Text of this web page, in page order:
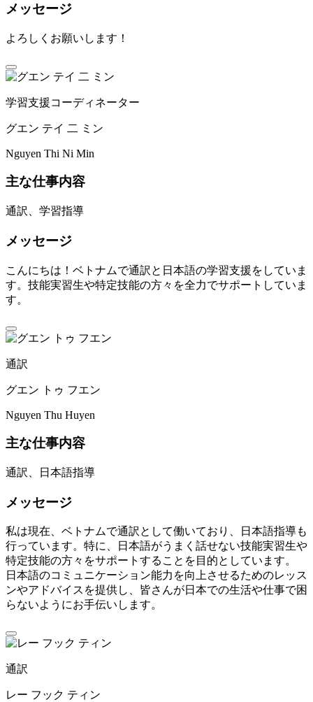
メッセージ
よろしくお願いします！
学習支援コーディネーター
グエン テイ 二 ミン
Nguyen Thi Ni Min
主な仕事内容
通訳、学習指導
メッセージ
こんにちは！ベトナムで通訳と日本語の学習支援をしていま
す。技能実習生や特定技能の方々を全力でサポートしていま
す。
通訳
グエン トゥ フエン
Nguyen Thu Huyen
主な仕事内容
通訳、日本語指導
メッセージ
私は現在、ベトナムで通訳として働いており、日本語指導も
行っています。特に、日本語がうまく話せない技能実習生や
特定技能の方々をサポートすることを目的としています。
日本語のコミュニケーション能力を向上させるためのレッス
ンやアドバイスを提供し、皆さんが日本での生活や仕事で困
らないようにお手伝いします。
通訳
レー フック ティン